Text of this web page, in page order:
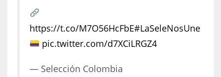
26
https://t.co/M7O56HcFbE#LaSeleNosUne
pic.twitter.com/d7XCiLRGZ4
— Selección Colombia